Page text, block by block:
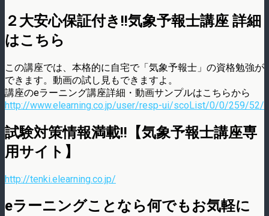
２大安心保証付き!!気象予報士講座 詳細
はこちら
この講座では、本格的に自宅で「気象予報士」の資格勉強が
できます。動画の試し見もできますよ。
講座のeラーニング講座詳細・動画サンプルはこちらから
http://www.elearning.co.jp/user/resp-ui/scoList/0/0/259/52/
試験対策情報満載!!【気象予報士講座専
用サイト】
http://tenki.elearning.co.jp/
eラーニングことなら何でもお気軽に